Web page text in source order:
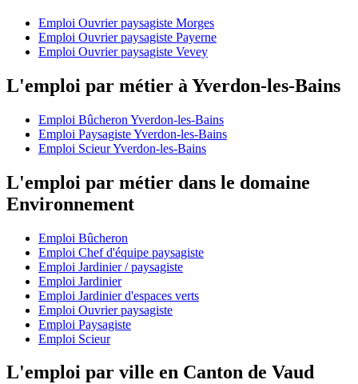
Emploi Ouvrier paysagiste Morges
Emploi Ouvrier paysagiste Payerne
Emploi Ouvrier paysagiste Vevey
L'emploi par métier à Yverdon-les-Bains
Emploi Bûcheron Yverdon-les-Bains
Emploi Paysagiste Yverdon-les-Bains
Emploi Scieur Yverdon-les-Bains
L'emploi par métier dans le domaine
Environnement
Emploi Bûcheron
Emploi Chef d'équipe paysagiste
Emploi Jardinier / paysagiste
Emploi Jardinier
Emploi Jardinier d'espaces verts
Emploi Ouvrier paysagiste
Emploi Paysagiste
Emploi Scieur
L'emploi par ville en Canton de Vaud